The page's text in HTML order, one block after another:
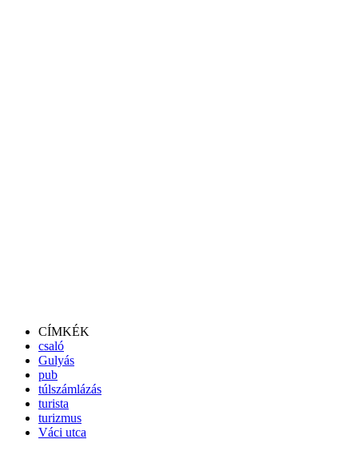
CÍMKÉK
csaló
Gulyás
pub
túlszámlázás
turista
turizmus
Váci utca